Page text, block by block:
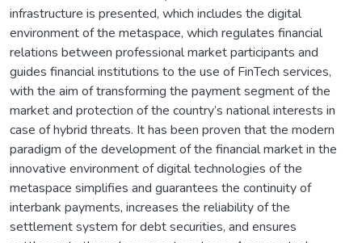
infrastructure is presented, which includes the digital
environment of the metaspace, which regulates financial
relations between professional market participants and
guides financial institutions to the use of FinTech services,
with the aim of transforming the payment segment of the
market and protection of the country’s national interests in
case of hybrid threats. It has been proven that the modern
paradigm of the development of the financial market in the
innovative environment of digital technologies of the
metaspace simplifies and guarantees the continuity of
interbank payments, increases the reliability of the
settlement system for debt securities, and ensures